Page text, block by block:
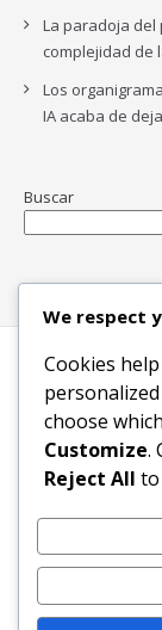
La paradoja del
complejidad de
Los
IA acaba de
Buscar
Inicio
Productos &
2003-2026 © KW
We respect
Cookies
choose
Customize.
Reject All to